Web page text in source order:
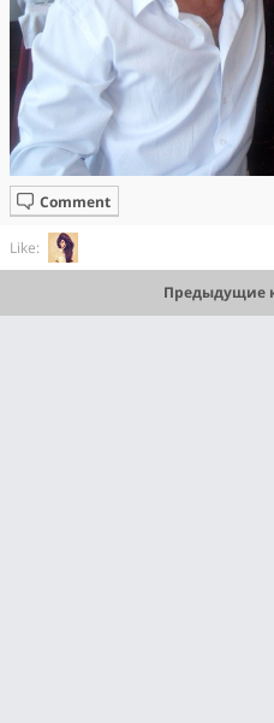
Comment
Like:
Предыдущие